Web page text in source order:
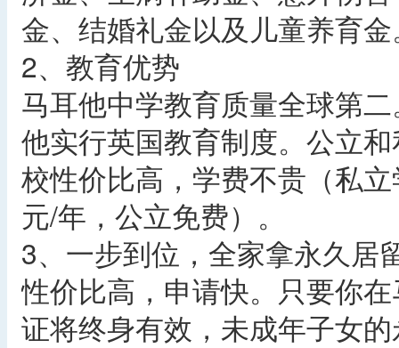
金、结婚礼金以及儿童养育
2、教育优势
马耳他中学教育质量全球第
他实行英国教育制度。公立
校性价比高，学费不贵（私
元/年，公立免费）。
3、一步到位，全家拿永久居
性价比高，申请快。只要你
证将终身有效，未成年子女